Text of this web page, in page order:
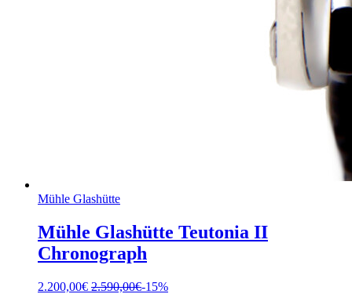
Mühle Glashütte
Mühle Glashütte Teutonia II
Chronograph
2.200,00€ 2.590,00€-15%